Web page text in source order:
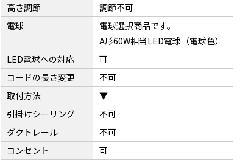
高さ調節
調節不可
電球
電球選択商品です。
A形60W相当LED電球（電球色）
LED電球への対応
可
コードの長さ変更
不可
取付方法
▼
引掛けシーリング
不可
ダクトレール
不可
コンセント
可